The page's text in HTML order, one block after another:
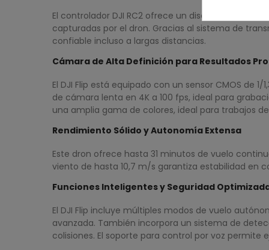
El controlador DJI RC2 ofrece un diseño
capturadas por el dron. Gracias al sistema de
confiable incluso a largas distancias.
Cámara de Alta Definición para Resultados
El DJI Flip está equipado con un sensor CMOS de
de cámara lenta en 4K a 100 fps, ideal para
una amplia gama de colores, ideal para trabajos
Rendimiento Sólido y Autonomía Extensa
Este dron ofrece hasta 31 minutos de vuelo
viento de hasta 10,7 m/s garantiza estabilidad en
Funciones Inteligentes y Seguridad
El DJI Flip incluye múltiples modos de vuelo
avanzada. También incorpora un sistema de
colisiones. El soporte para control por voz